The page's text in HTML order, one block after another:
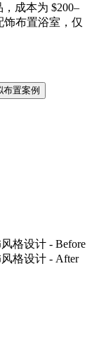
成本为 $200–
饰布置浴室，仅
布置案例